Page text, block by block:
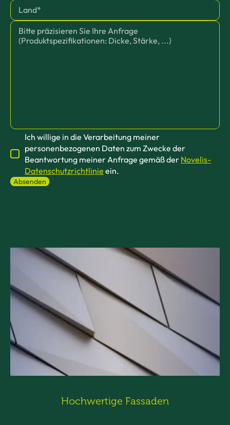
Ich willige in die Verarbeitung meiner
personenbezogenen Daten zum Zwecke der
Beantwortung meiner Anfrage gemäß der Novelis-
Datenschutzrichtlinie ein.
Hochwertige Fassaden